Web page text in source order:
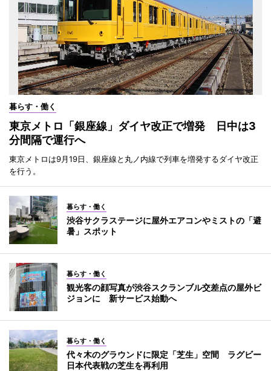
暮らす・働く
東京メトロ「銀座線」ダイヤ改正で増発 日中は3
分間隔で運行へ
東京メトロは9月19日、銀座線と丸ノ内線で列車を増発するダイヤ改正
を行う。
暮らす・働く
渋谷サクラステージに屋外エアコンやミストの「避
暑」スポット
暮らす・働く
観光客の顔写真が渋谷スクランブル交差点の屋外ビ
ジョンに 新サービス始動へ
暮らす・働く
代々木のグラウンドに限定「芝生」空間 ラグビー
日本代表戦の芝生を再利用